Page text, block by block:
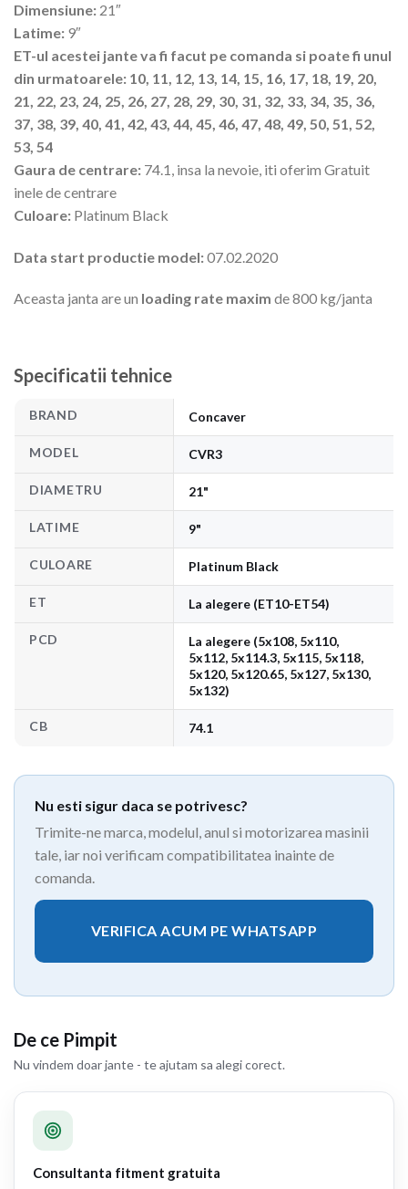
Dimensiune: 21″
Latime: 9″
ET-ul acestei jante va fi facut pe comanda si poate fi unul
din urmatoarele: 10, 11, 12, 13, 14, 15, 16, 17, 18, 19, 20,
21, 22, 23, 24, 25, 26, 27, 28, 29, 30, 31, 32, 33, 34, 35, 36,
37, 38, 39, 40, 41, 42, 43, 44, 45, 46, 47, 48, 49, 50, 51, 52,
53, 54
Gaura de centrare: 74.1, insa la nevoie, iti oferim Gratuit
inele de centrare
Culoare: Platinum Black
Data start productie model:07.02.2020
Aceasta janta are un loading rate maxim de 800 kg/janta
Specificatii tehnice
BRAND Concaver
MODEL CVR3
DIAMETRU 21"
LATIME 9"
CULOARE Platinum Black
ET La alegere (ET10-ET54)
PCD
La alegere (5x108, 5x110,
5x112, 5x114.3, 5x115, 5x118,
5x120, 5x120.65, 5x127, 5x130,
5x132)
CB 74.1
Nu esti sigur daca se potrivesc?
Trimite-ne marca, modelul, anul si motorizarea masinii
tale, iar noi verificam compatibilitatea inainte de
comanda.
VERIFICA ACUM PE WHATSAPP
De ce Pimpit
Nu vindem doar jante - te ajutam sa alegi corect.
Consultanta fitment gratuita